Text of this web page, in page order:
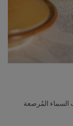
السماء المُرصعة